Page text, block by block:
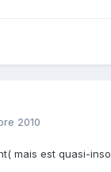
2010
mais est quasi-